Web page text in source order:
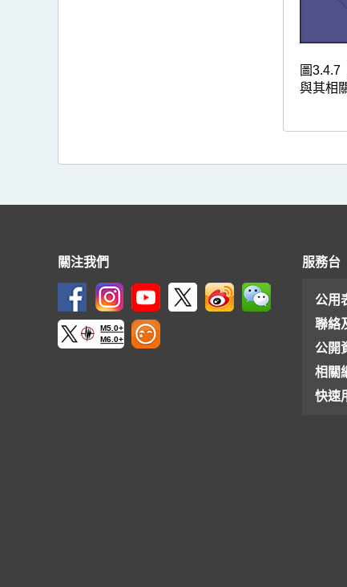
圖3.4.7
與其相
關注我們
M5.0+
M6.0+
服務台
公用
聯絡
公開
相關
快速